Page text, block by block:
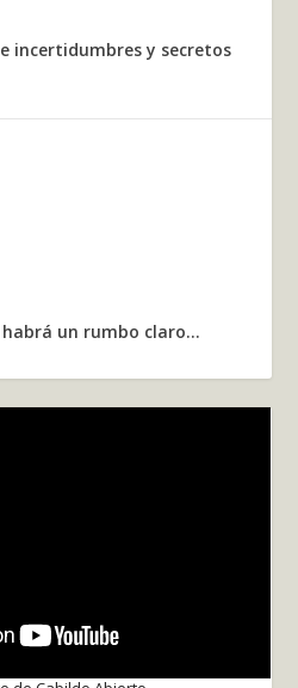
incertidumbres y secretos
un rumbo claro...